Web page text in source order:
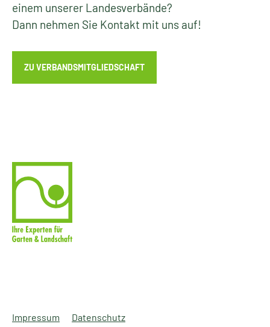
einem unserer Landesverbände?
Dann nehmen Sie Kontakt mit uns auf!
ZU VERBANDSMITGLIEDSCHAFT
Impressum Datenschutz